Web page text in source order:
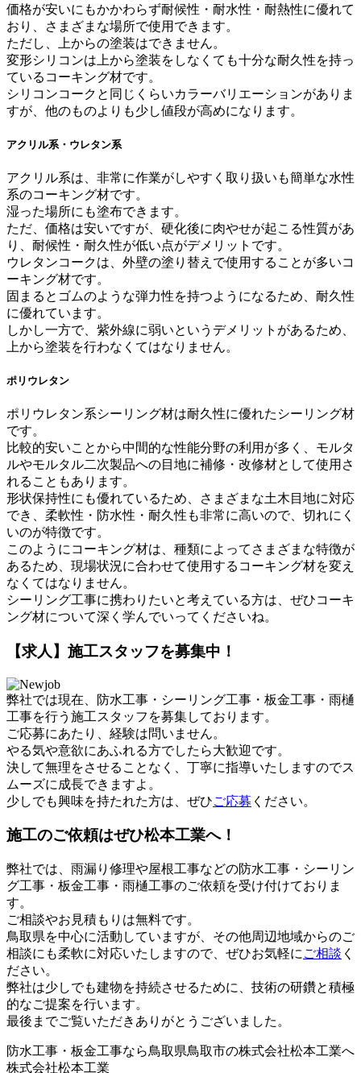
価格が安いにもかかわらず耐候性・耐水性・耐熱性に優れて
おり、さまざまな場所で使用できます。
ただし、上からの塗装はできません。
変形シリコンは上から塗装をしなくても十分な耐久性を持っ
ているコーキング材です。
シリコンコークと同じくらいカラーバリエーションがありま
すが、他のものよりも少し値段が高めになります。
アクリル系・ウレタン系
アクリル系は、非常に作業がしやすく取り扱いも簡単な水性
系のコーキング材です。
湿った場所にも塗布できます。
ただ、価格は安いですが、硬化後に肉やせが起こる性質があ
り、耐候性・耐久性が低い点がデメリットです。
ウレタンコークは、外壁の塗り替えで使用することが多いコ
ーキング材です。
固まるとゴムのような弾力性を持つようになるため、耐久性
に優れています。
しかし一方で、紫外線に弱いというデメリットがあるため、
上から塗装を行わなくてはなりません。
ポリウレタン
ポリウレタン系シーリング材は耐久性に優れたシーリング材
です。
比較的安いことから中間的な性能分野の利用が多く、モルタ
ルやモルタル二次製品への目地に補修・改修材として使用さ
れることもあります。
形状保持性にも優れているため、さまざまな土木目地に対応
でき、柔軟性・防水性・耐久性も非常に高いので、切れにく
いのが特徴です。
このようにコーキング材は、種類によってさまざまな特徴が
あるため、現場状況に合わせて使用するコーキング材を変え
なくてはなりません。
シーリング工事に携わりたいと考えている方は、ぜひコーキ
ング材について深く学んでいってくださいね。
【求人】施工スタッフを募集中！
弊社では現在、防水工事・シーリング工事・板金工事・雨樋
工事を行う施工スタッフを募集しております。
ご応募にあたり、経験は問いません。
やる気や意欲にあふれる方でしたら大歓迎です。
決して無理をさせることなく、丁寧に指導いたしますのでス
ムーズに成長できますよ。
少しでも興味を持たれた方は、ぜひご応募 ください。
施工のご依頼はぜひ松本工業へ！
弊社では、雨漏り修理や屋根工事などの防水工事・シーリン
グ工事・板金工事・雨樋工事のご依頼を受け付けておりま
す。
ご相談やお見積もりは無料です。
鳥取県を中心に活動していますが、その他周辺地域からのご
相談にも柔軟に対応いたしますので、ぜひお気軽に ご相談 く
ださい。
弊社は少しでも建物を持続させるために、技術の研鑽と積極
的なご提案を行います。
最後までご覧いただきありがとうございました。
防水工事・板金工事なら鳥取県鳥取市の株式会社松本工業へ
株式会社松本工業